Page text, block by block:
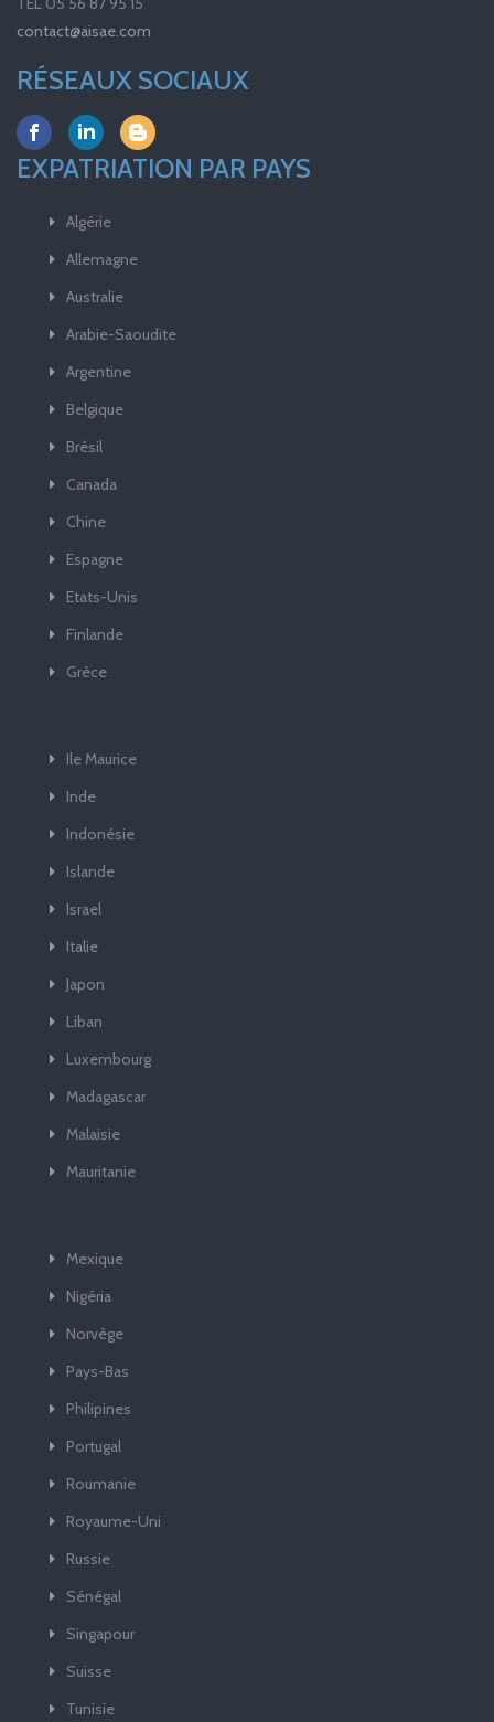
contact@aisae.com
RÉSEAUX SOCIAUX
EXPATRIATION PAR PAYS
Algérie
Allemagne
Australie
Arabie-Saoudite
Argentine
Belgique
Brésil
Canada
Chine
Espagne
Etats-Unis
Finlande
Grèce
Ile Maurice
Inde
Indonésie
Islande
Israel
Italie
Japon
Liban
Luxembourg
Madagascar
Malaisie
Mauritanie
Mexique
Nigéria
Norvège
Pays-Bas
Philipines
Portugal
Roumanie
Royaume-Uni
Russie
Sénégal
Singapour
Suisse
Tunisie